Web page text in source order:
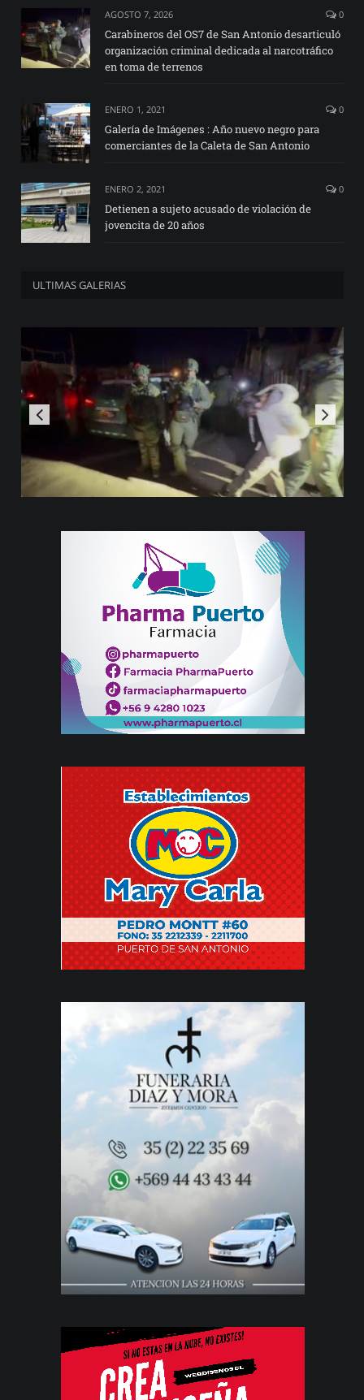
AGOSTO 7, 2026 0
Carabineros del OS7 de San Antonio desarticuló
organización criminal dedicada al narcotráfico
en toma de terrenos
ENERO 1, 2021 0
Galería de Imágenes : Año nuevo negro para
comerciantes de la Caleta de San Antonio
ENERO 2, 2021 0
Detienen a sujeto acusado de violación de
jovencita de 20 años
ULTIMAS GALERIAS